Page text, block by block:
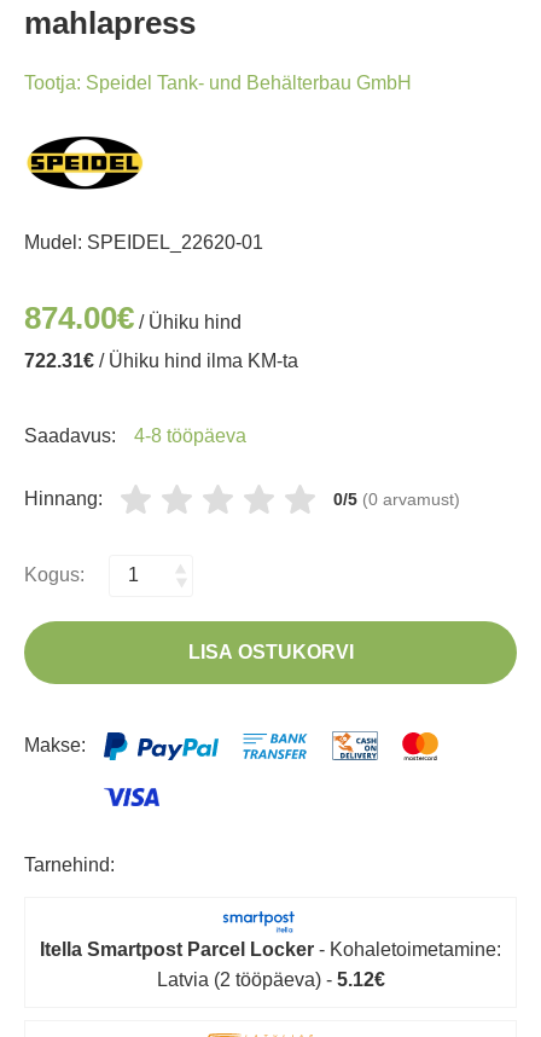
mahlapress
Tootja: Speidel Tank- und Behälterbau GmbH
Mudel: SPEIDEL_22620-01
874.00€ / Ühiku hind
722.31€ / Ühiku hind ilma KM-ta
Saadavus: 4-8 tööpäeva
Hinnang: 0/5 (0 arvamust)
Kogus:
LISA OSTUKORVI
Makse:
Tarnehind:
Itella Smartpost Parcel Locker - Kohaletoimetamine:
Latvia (2 tööpäeva) - 5.12€